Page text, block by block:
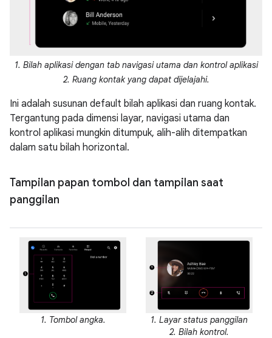
1. Bilah aplikasi dengan tab navigasi utama dan kontrol aplikasi
2. Ruang kontak yang dapat dijelajahi.
Ini adalah susunan default bilah aplikasi dan ruang kontak.
Tergantung pada dimensi layar, navigasi utama dan
kontrol aplikasi mungkin ditumpuk, alih-alih ditempatkan
dalam satu bilah horizontal.
Tampilan papan tombol dan tampilan saat
panggilan
1. Tombol angka.
1. Layar status panggilan
2. Bilah kontrol.